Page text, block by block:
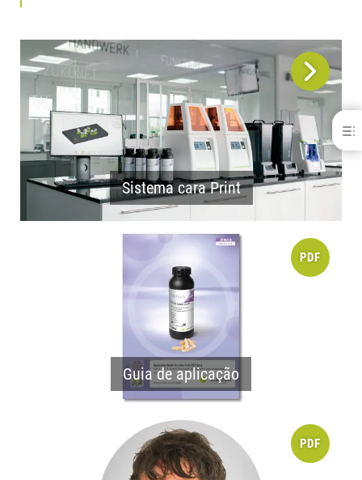
dima® Print C&amp;B temp
BENEFÍCIOS
BOM SABER
INDICAÇÕES
DOWNLOADS
PRODUTOS RELACIONADOS
Sistema cara Print
Guia de aplicação
PDF
PDF